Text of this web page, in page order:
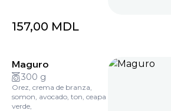
157,00 MDL
Maguro
300 g
Orez, crema de branza,
somon, avocado, ton, ceapa
verde,